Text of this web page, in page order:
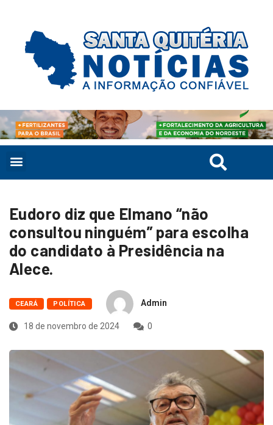
Eudoro diz que Elmano “não
consultou ninguém” para escolha
do candidato à Presidência na
Alece.
CEARÁ POLÍTICA Admin
18 de novembro de 2024 0